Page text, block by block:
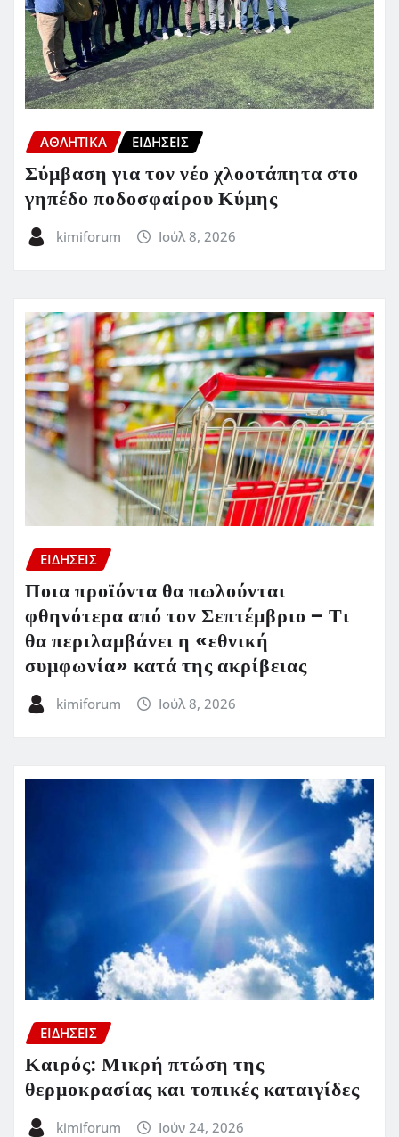
ΑΘΛΗΤΙΚΑ ΕΙΔΗΣΕΙΣ
Σύμβαση για τον νέο χλοοτάπητα στο
γηπέδο ποδοσφαίρου Κύμης
kimiforum Ιούλ 8, 2026
ΕΙΔΗΣΕΙΣ
Ποια προϊόντα θα πωλούνται
φθηνότερα από τον Σεπτέμβριο – Τι
θα περιλαμβάνει η «εθνική
συμφωνία» κατά της ακρίβειας
kimiforum Ιούλ 8, 2026
ΕΙΔΗΣΕΙΣ
Καιρός: Μικρή πτώση της
θερμοκρασίας και τοπικές καταιγίδες
kimiforum Ιούν 24, 2026